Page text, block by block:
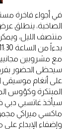
في أجواء فاخرة
منتصف الليل،
مع مشروبين
على أنغام موسيقى
المبتكرة وكؤوس
سيأخذ غاتسبي دبي
ماكسي ميراكي
وإضفاء الإبداع